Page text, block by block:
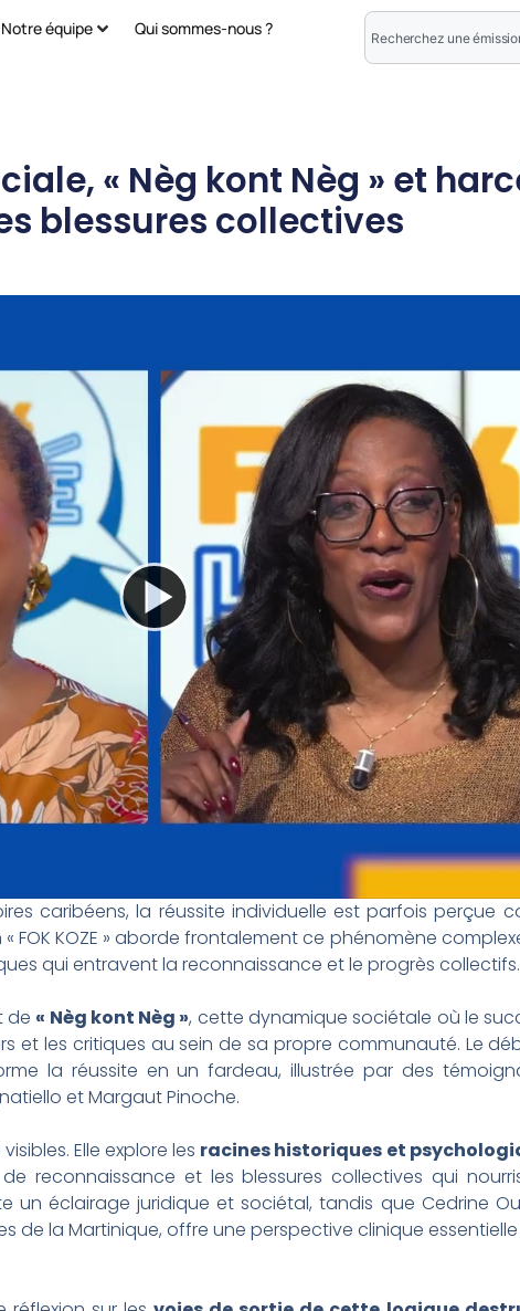
Notre équipe
Qui sommes-nous ?
« Nèg kont Nèg » et
blessures collectives
caribéens, la réussite individuelle est parfois perçue
« FOK KOZE » aborde frontalement ce phénomène
qui entravent la reconnaissance et le progrès collectifs.
de « Nèg kont Nèg », cette dynamique sociétale où le
et les critiques au sein de sa propre communauté. Le
la réussite en un fardeau, illustrée par des
et Margaut Pinoche.
Elle explore les racines historiques et
reconnaissance et les blessures collectives qui
un éclairage juridique et sociétal, tandis que Cedrine
de la Martinique, offre une perspective clinique